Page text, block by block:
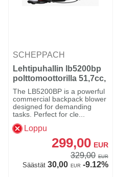
SCHEPPACH
Lehtipuhallin lb5200bp
polttomoottorilla 51,7cc,
Schweppes
The LB5200BP is a powerful
commercial backpack blower
designed for demanding
tasks. Perfect for cle...
Loppu
299,00 EUR
329,00 EUR
Säästät30,00 EUR -9.12%